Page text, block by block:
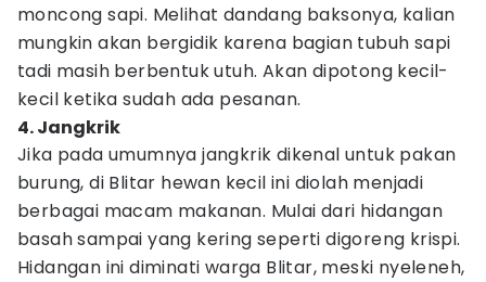
moncong sapi. Melihat dandang baksonya, kalian
mungkin akan bergidik karena bagian tubuh sapi
tadi masih berbentuk utuh. Akan dipotong kecil-
kecil ketika sudah ada pesanan.
4. Jangkrik
Jika pada umumnya jangkrik dikenal untuk pakan
burung, di Blitar hewan kecil ini diolah menjadi
berbagai macam makanan. Mulai dari hidangan
basah sampai yang kering seperti digoreng krispi.
Hidangan ini diminati warga Blitar, meski nyeleneh,